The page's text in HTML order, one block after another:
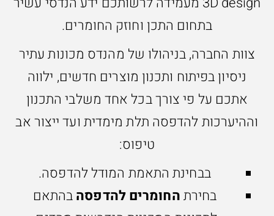
בתחום התכן וחוזק החומרים.
צוות החברה, בניהולו של מהנדס מכונות עתיר
ניסיון בפיתוח ותכנון מוצרים חדשים, ילווה
אתכם על פי צורך בכל אחד משלבי התכנון
וההיערכות להדפסה תלת מימדית ועד ייצור אב
טיפוס:
בבחינת התאמת המודל להדפסה.
בחירתהחומרים להדפסהבהתאם